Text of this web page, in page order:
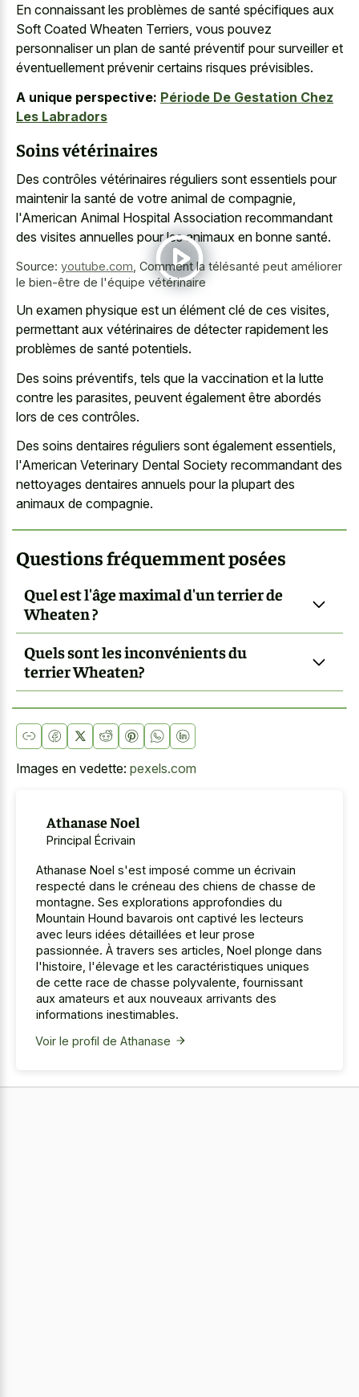
En connaissant les problèmes de santé spécifiques aux
Soft Coated Wheaten Terriers, vous pouvez
personnaliser un plan de santé préventif pour surveiller et
éventuellement prévenir certains risques prévisibles.
A unique perspective: Période De Gestation Chez
Les Labradors
Soins vétérinaires
Des contrôles vétérinaires réguliers sont essentiels pour
maintenir la santé de votre animal de compagnie,
l'American Animal Hospital Association recommandant
des visites annuelles pour les animaux en bonne santé.
Source: youtube.com Comment la télésanté peut améliorer
le bien-être de l'équipe vétérinaire
Un examen physique est un élément clé de ces visites,
permettant aux vétérinaires de détecter rapidement les
problèmes de santé potentiels.
Des soins préventifs, tels que la vaccination et la lutte
contre les parasites, peuvent également être abordés
lors de ces contrôles.
Des soins dentaires réguliers sont également essentiels,
l'American Veterinary Dental Society recommandant des
nettoyages dentaires annuels pour la plupart des
animaux de compagnie.
Questions fréquemment posées
Quel est l'âge maximal d'un terrier de
Wheaten ?
Quels sont les inconvénients du
terrier Wheaten?
Images en vedette: pexels.com
Athanase Noel
Principal Écrivain
Athanase Noel s'est imposé comme un écrivain
respecté dans le créneau des chiens de chasse de
montagne. Ses explorations approfondies du
Mountain Hound bavarois ont captivé les lecteurs
avec leurs idées détaillées et leur prose
passionnée. À travers ses articles, Noel plonge dans
l'histoire, l'élevage et les caractéristiques uniques
de cette race de chasse polyvalente, fournissant
aux amateurs et aux nouveaux arrivants des
informations inestimables.
Voir le profil de Athanase